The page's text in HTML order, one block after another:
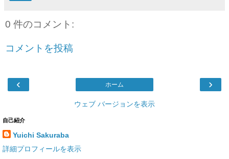
0 件のコメント:
コメントを投稿
‹ ›
ホーム
ウェブ バージョンを表示
自己紹介
Yuichi Sakuraba
詳細プロフィールを表示